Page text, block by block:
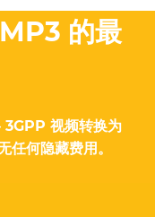
的最
视频转换为
何隐藏费用。